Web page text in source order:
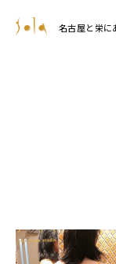
名古屋と栄に